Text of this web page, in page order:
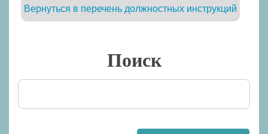
Вернуться в перечень должностных инструкций
Поиск